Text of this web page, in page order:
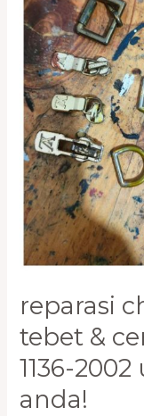
reparasi
tebet &
1136-
anda!
Tebet
&
Cengkareng
–
0821-
1136-
2002
untuk
Kilauan
Tas
Anda!